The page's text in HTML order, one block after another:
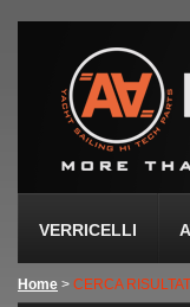
VERRICELLI
Home > CERCA